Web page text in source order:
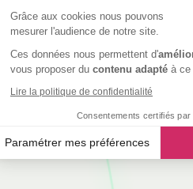
Grâce aux cookies nous pouvons
mesurer l'audience de notre site.
Ces données nous permettent d'
vous proposer du contenu adapté à ce
Lire la politique de confidentialité
Consentements certifiés par
Paramétrer mes préférences
Plateforme de Gestion du